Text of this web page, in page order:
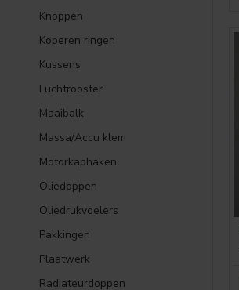
Knoppen
Koperen ringen
Kussens
Luchtrooster
Maaibalk
Massa/Accu klem
Motorkaphaken
Oliedoppen
Oliedrukvoelers
Pakkingen
Plaatwerk
Radiateurdoppen